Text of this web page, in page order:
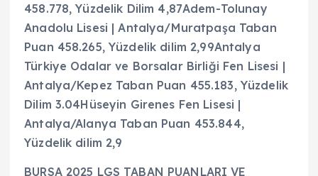
458.778, Yüzdelik Dilim 4,87Adem-Tolunay
Anadolu Lisesi | Antalya/Muratpaşa Taban
Puan 458.265, Yüzdelik dilim 2,99Antalya
Türkiye Odalar ve Borsalar Birliği Fen Lisesi |
Antalya/Kepez Taban Puan 455.183, Yüzdelik
Dilim 3.04Hüseyin Girenes Fen Lisesi |
Antalya/Alanya Taban Puan 453.844,
Yüzdelik dilim 2,9
BURSA 2025 LGS TABAN PUANLARI VE